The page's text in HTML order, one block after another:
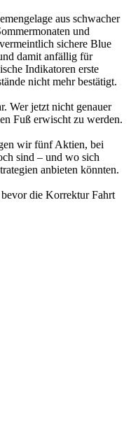
aus schwacher
und
sichere Blue
damit anfällig für
Indikatoren erste
nicht mehr bestätigt.
Wer jetzt nicht genauer
Fuß erwischt zu werden.
wir fünf Aktien, bei
sind – und wo sich
anbieten könnten.
die Korrektur Fahrt